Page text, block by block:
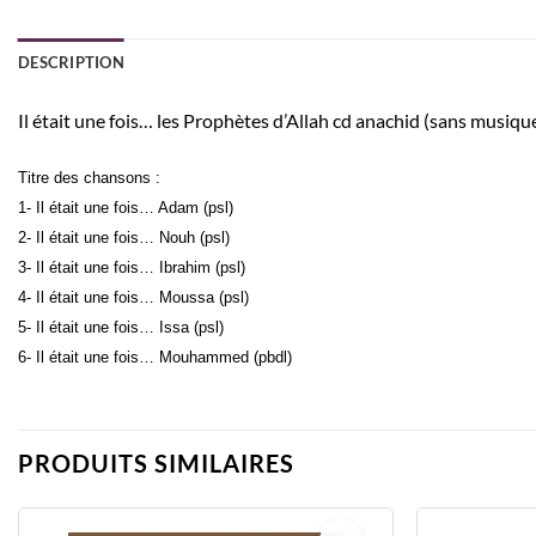
DESCRIPTION
Il était une fois… les Prophètes d’Allah cd anachid (sans
Titre des chansons :
1- Il était une fois… Adam (psl)
2- Il était une fois… Nouh (psl)
3- Il était une fois… Ibrahim (psl)
4- Il était une fois… Moussa (psl)
5- Il était une fois… Issa (psl)
6- Il était une fois… Mouhammed (pbdl)
PRODUITS SIMILAIRES